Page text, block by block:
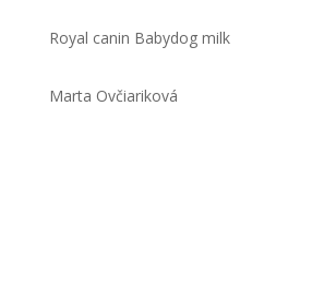
Royal canin Babydog milk
Marta Ovčiariková